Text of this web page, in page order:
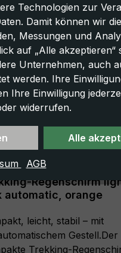
Regenschirm
automatic, orange
leicht, stabil – mit
Gestell.Der
Trekking-
Technologien zur
Damit können wir
Messungen und
auf „Alle akzeptieren“
Unternehmen, auch
werden. Ihre
Ihre Einwilligung
widerrufen.
Alle
AGB